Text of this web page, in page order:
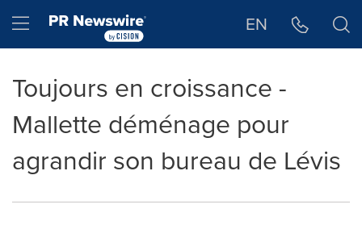
Hamburger menu EN
Toujours en croissance -
Mallette déménage pour
agrandir son bureau de Lévis